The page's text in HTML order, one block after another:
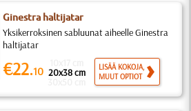
Ginestra haltijatar
Yksikerroksinen sabluunat aiheelle Ginestra
haltijatar
€22.10 20x38 cm
LISÄÄ KOKOJA,
MUUT OPTIOT